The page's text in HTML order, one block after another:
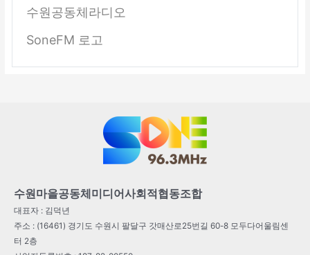
수원공동체라디오
SoneFM 로고
수원마을공동체미디어사회적협동조합
대표자 : 김덕년
주소 : (16461) 경기도 수원시 팔달구 갓매산로25번길 60-8 모두다어울림센
터 2층